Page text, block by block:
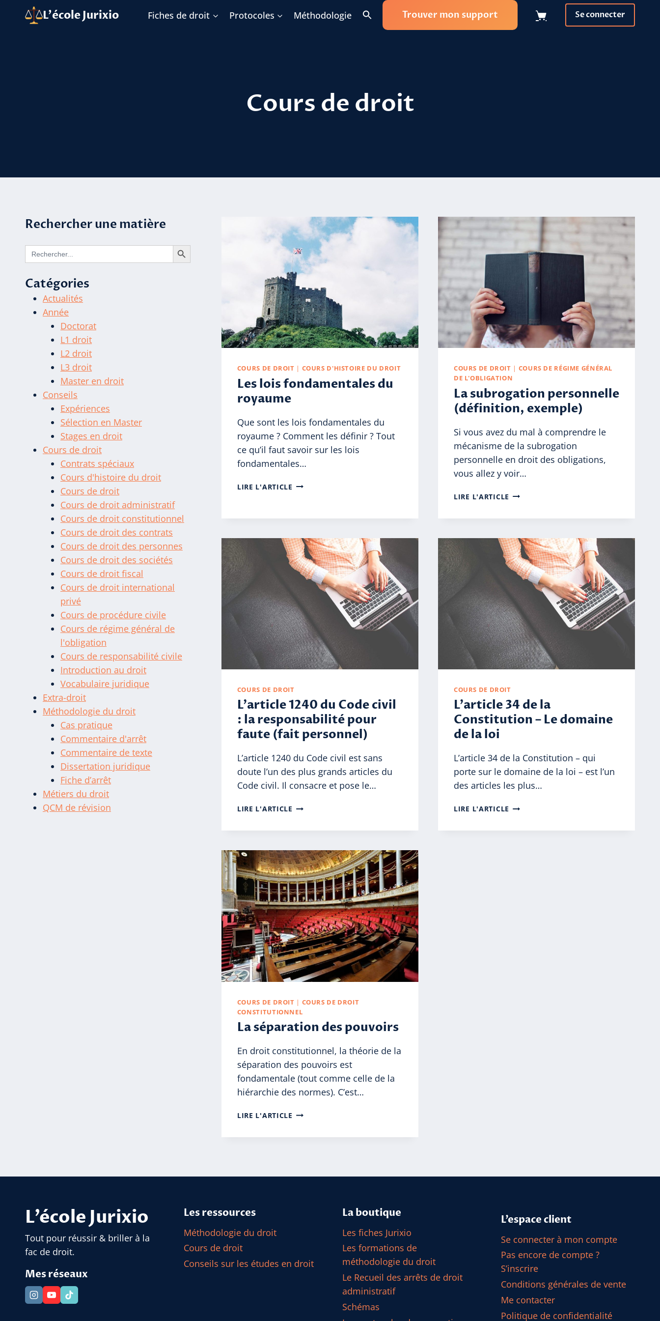
L'école Jurixio Fiches de droit Protocoles Méthodologie Trouver mon support Se connecter
Cours de droit
COURS DE DROIT | COURS D'HISTOIRE DU DROIT
Les lois fondamentales du
royaume
Que sont les lois fondamentales du
royaume ? Comment les définir ? Tout
ce qu’il faut savoir sur les lois
fondamentales…
LIRE L'ARTICLE LES
DU
COURS DE DROIT | COURS DE RÉGIME GÉNÉRAL
DE L'OBLIGATION
La subrogation personnelle
(définition, exemple)
Si vous avez du mal à comprendre le
mécanisme de la subrogation
personnelle en droit des obligations,
vous allez y voir…
LIRE L'ARTICLE LA
PERSONNELLE
EXEMPLE)
COURS DE DROIT
L’article 1240 du Code civil
: la responsabilité pour
faute (fait personnel)
L’article 1240 du Code civil est sans
doute l’un des plus grands articles du
Code civil. Il consacre et pose le…
LIRE L'ARTICLE L’ARTICLE
DU
CIVIL
:
LA
RESPONSABILITÉ
POUR
FAUTE
(FAIT
PERSONNEL)
COURS DE DROIT
L’article 34 de la
Constitution – Le domaine
de la loi
L’article 34 de la Constitution – qui
porte sur le domaine de la loi – est l’un
des articles les plus…
LIRE L'ARTICLE L’ARTICLE
DE
COURS DE DROIT | COURS DE DROIT
CONSTITUTIONNEL
La séparation des pouvoirs
En droit constitutionnel, la théorie de la
séparation des pouvoirs est
fondamentale (tout comme celle de la
hiérarchie des normes). C’est…
LIRE L'ARTICLE LA
DES
Rechercher une matière
Search
for:
Search Button
Catégories
Actualités
Année
Doctorat
L1 droit
L2 droit
L3 droit
Master en droit
Conseils
Expériences
Sélection en Master
Stages en droit
Cours de droit
Contrats spéciaux
Cours d'histoire du droit
Cours de droit
Cours de droit administratif
Cours de droit constitutionnel
Cours de droit des contrats
Cours de droit des personnes
Cours de droit des sociétés
Cours de droit fiscal
Cours de droit international
privé
Cours de procédure civile
Cours de régime général de
l'obligation
Cours de responsabilité civile
Introduction au droit
Vocabulaire juridique
Extra-droit
Méthodologie du droit
Cas pratique
Commentaire d'arrêt
Commentaire de texte
Dissertation juridique
Fiche d’arrêt
Métiers du droit
QCM de révision
L'école Jurixio
Tout pour réussir & briller à la
fac de droit.
Mes réseaux
Les ressources
Méthodologie du droit
Cours de droit
Conseils sur les études en droit
La boutique
Les fiches Jurixio
Les formations de
méthodologie du droit
Le Recueil des arrêts de droit
administratif
Schémas
L’espace client
Se connecter à mon compte
Pas encore de compte ?
S’inscrire
Conditions générales de vente
Me contacter
Politique de confidentialité